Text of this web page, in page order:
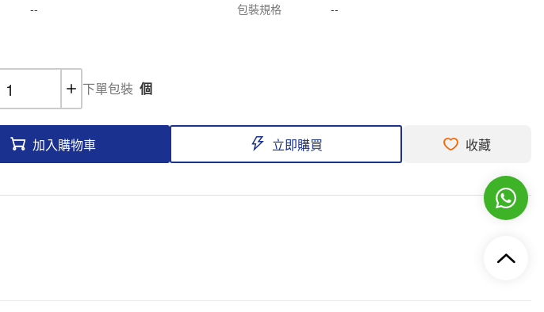
-- 包裝規格 --
下單包裝 個
加入購物車 立即購買 收藏